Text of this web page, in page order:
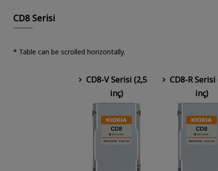
CD8 Serisi
* Table can be scrolled horizontally.
CD8-V Serisi (2,5
inç)
CD8-R Serisi
inç)